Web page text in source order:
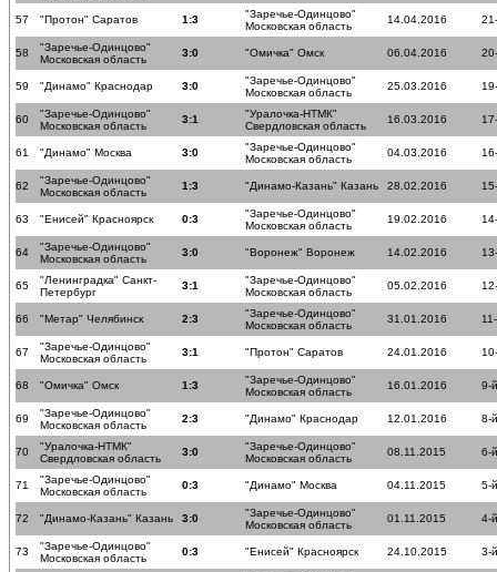
57 "Протон" Саратов 1:3
"Заречье-Одинцово"
Московская область
14.04.2016
58
"Заречье-Одинцово"
Московская область
3:0 "Омичка" Омск 06.04.2016
59 "Динамо" Краснодар 3:0
"Заречье-Одинцово"
Московская область
25.03.2016
60
"Заречье-Одинцово"
Московская область
3:1
"Уралочка-НТМК"
Свердловская область
16.03.2016
61 "Динамо" Москва 3:0
"Заречье-Одинцово"
Московская область
04.03.2016
62
"Заречье-Одинцово"
Московская область
1:3 "Динамо-Казань" Казань 28.02.2016
63 "Енисей" Красноярск 0:3
"Заречье-Одинцово"
Московская область
19.02.2016
64
"Заречье-Одинцово"
Московская область
3:0 "Воронеж" Воронеж 14.02.2016
65
"Ленинградка" Санкт-
Петербург
3:1
"Заречье-Одинцово"
Московская область
05.02.2016
66 "Метар" Челябинск 2:3
"Заречье-Одинцово"
Московская область
31.01.2016
67
"Заречье-Одинцово"
Московская область
3:1 "Протон" Саратов 24.01.2016
68 "Омичка" Омск 1:3
"Заречье-Одинцово"
Московская область
16.01.2016 9-
69
"Заречье-Одинцово"
Московская область
2:3 "Динамо" Краснодар 12.01.2016 8-
70
"Уралочка-НТМК"
Свердловская область
3:0
"Заречье-Одинцово"
Московская область
08.11.2015 6-
71
"Заречье-Одинцово"
Московская область
0:3 "Динамо" Москва 04.11.2015 5-
72 "Динамо-Казань" Казань 3:0
"Заречье-Одинцово"
Московская область
01.11.2015 4-
73
"Заречье-Одинцово"
Московская область
0:3 "Енисей" Красноярск 24.10.2015 3-